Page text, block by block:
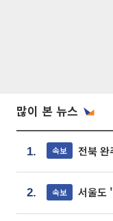
많이 본 뉴스
1. 속보 전북 완
2. 속보 서울도